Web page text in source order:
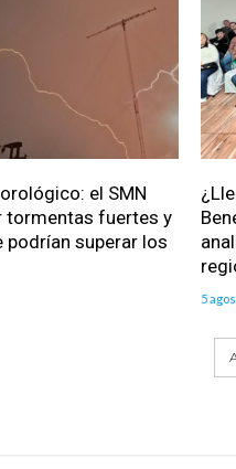
el SMN
tormentas fuertes y
podrían superar los
5